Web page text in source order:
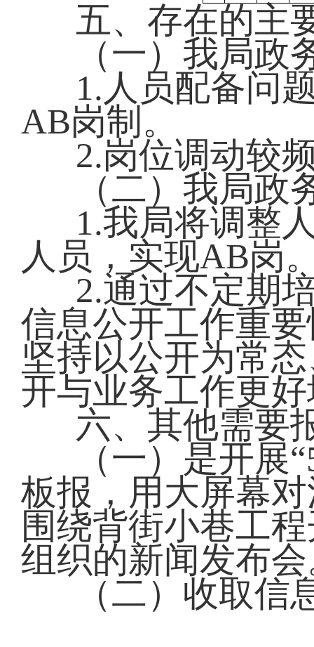
五、存在的主
（一）我局
1.人员配备问
AB岗制。
2.岗位调动较
（二）我局
1.我局将调整
人员，实现AB岗
2.通过不定期
信息公开工作重
坚持以公开为常
开与业务工作更
六、其他需要
（一）是开展
板报，用大屏幕
围绕背街小巷工
组织的新闻发布
（二）收取信